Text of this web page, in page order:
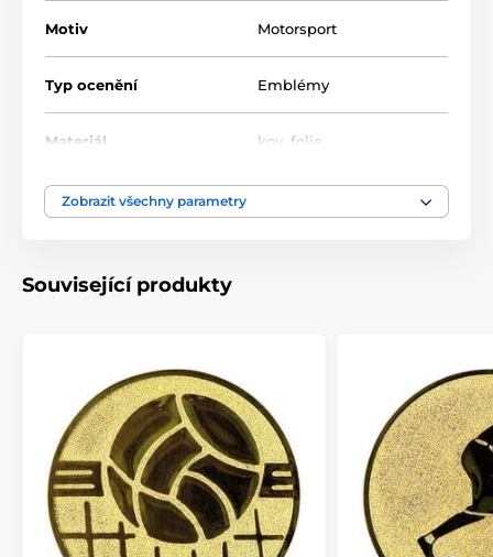
Motiv Motorsport
Typ ocenění Emblémy
Materiál kov folie
Zobrazit všechny parametry
Související produkty